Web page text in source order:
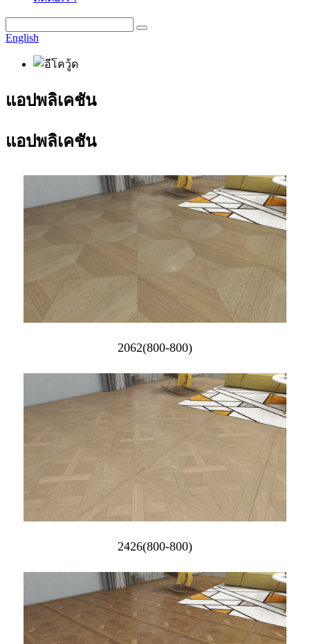
English
แอปพลิเคชัน
แอปพลิเคชัน
2062(800-800)
2426(800-800)